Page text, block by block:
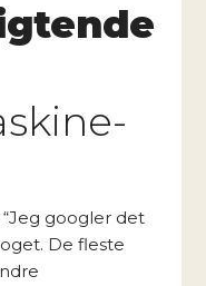
googler det
De fleste